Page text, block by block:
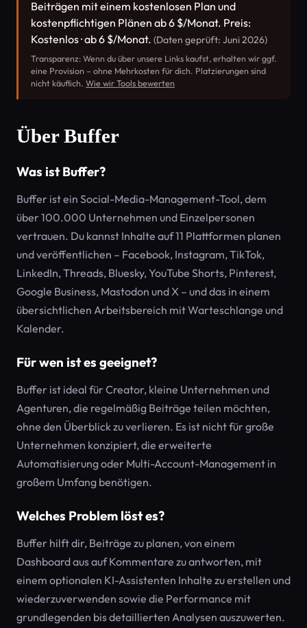
Beiträgen mit einem kostenlosen Plan und
kostenpflichtigen Plänen ab 6 $/Monat. Preis:
Kostenlos · ab 6 $/Monat. (Daten geprüft: Juni 2026)
Transparenz: Wenn du über unsere Links kaufst, erhalten wir ggf.
eine Provision – ohne Mehrkosten für dich. Platzierungen sind
nicht käuflich. Wie wir Tools bewerten
Über Buffer
Was ist Buffer?
Buffer ist ein Social-Media-Management-Tool, dem
über 100.000 Unternehmen und Einzelpersonen
vertrauen. Du kannst Inhalte auf 11 Plattformen planen
und veröffentlichen – Facebook, Instagram, TikTok,
LinkedIn, Threads, Bluesky, YouTube Shorts, Pinterest,
Google Business, Mastodon und X – und das in einem
übersichtlichen Arbeitsbereich mit Warteschlange und
Kalender.
Für wen ist es geeignet?
Buffer ist ideal für Creator, kleine Unternehmen und
Agenturen, die regelmäßig Beiträge teilen möchten,
ohne den Überblick zu verlieren. Es ist nicht für große
Unternehmen konzipiert, die erweiterte
Automatisierung oder Multi-Account-Management in
großem Umfang benötigen.
Welches Problem löst es?
Buffer hilft dir, Beiträge zu planen, von einem
Dashboard aus auf Kommentare zu antworten, mit
einem optionalen KI-Assistenten Inhalte zu erstellen und
wiederzuverwenden sowie die Performance mit
grundlegenden bis detaillierten Analysen auszuwerten.